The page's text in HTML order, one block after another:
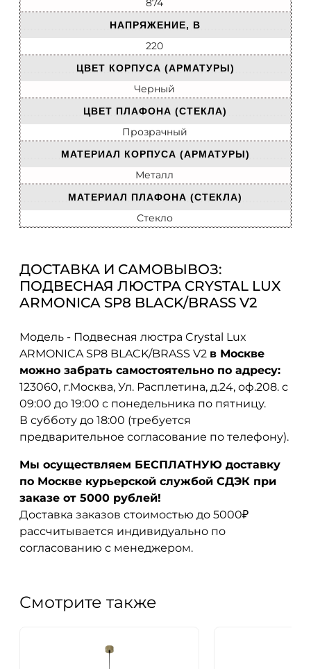
874
НАПРЯЖЕНИЕ, В
220
ЦВЕТ КОРПУСА (АРМАТУРЫ)
Черный
ЦВЕТ ПЛАФОНА (СТЕКЛА)
Прозрачный
МАТЕРИАЛ КОРПУСА (АРМАТУРЫ)
Металл
МАТЕРИАЛ ПЛАФОНА (СТЕКЛА)
Стекло
ДОСТАВКА И САМОВЫВОЗ:
ПОДВЕСНАЯ ЛЮСТРА CRYSTAL LUX
ARMONICA SP8 BLACK/BRASS V2
Модель - Подвесная люстра Crystal Lux
ARMONICA SP8 BLACK/BRASS V2 в Москве
можно забрать самостоятельно по адресу:
123060, г.Москва, Ул. Расплетина, д.24, оф.208. с
09:00 до 19:00 с понедельника по пятницу.
В субботу до 18:00 (требуется
предварительное согласование по телефону).
Мы осуществляем БЕСПЛАТНУЮ доставку
по Москве курьерской службой СДЭК при
заказе от 5000 рублей!
Доставка заказов стоимостью до 5000₽
рассчитывается индивидуально по
согласованию с менеджером.
Смотрите также